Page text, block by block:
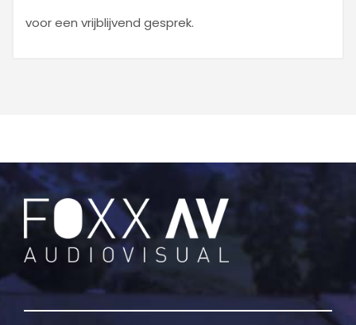
voor een vrijblijvend gesprek.